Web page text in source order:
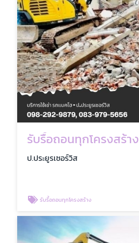
รับรื้อถอนทุกโครงสร้าง
ป.ประยูรเซอร์วิส
รับรื้อถอนทุกโครงสร้าง